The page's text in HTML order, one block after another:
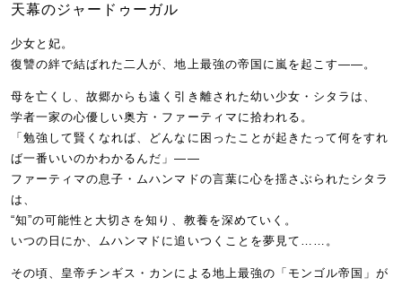
天幕のジャードゥーガル
少女と妃。
復讐の絆で結ばれた二人が、地上最強の帝国に嵐を起こす――。
母を亡くし、故郷からも遠く引き離された幼い少女・シタラは、
学者一家の心優しい奥方・ファーティマに拾われる。
「勉強して賢くなれば、どんなに困ったことが起きたって何をすれ
ば一番いいのかわかるんだ」――
ファーティマの息子・ムハンマドの言葉に心を揺さぶられたシタラ
は、
“知”の可能性と大切さを知り、教養を深めていく。
いつの日にか、ムハンマドに追いつくことを夢見て……。
その頃、皇帝チンギス・カンによる地上最強の「モンゴル帝国」が